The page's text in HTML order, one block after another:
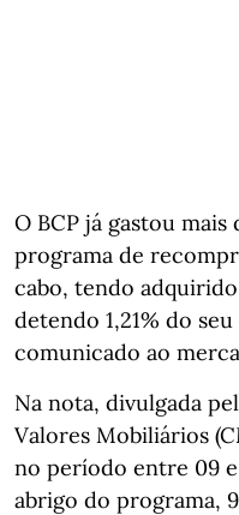
O BCP já gastou
programa de
cabo, tendo adquirido
detendo 1,21% do
comunicado ao
Na nota, divulgada
Valores Mobiliários
no período entre 09
abrigo do programa,